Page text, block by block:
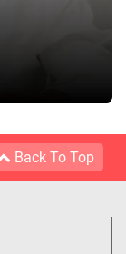
Back To Top